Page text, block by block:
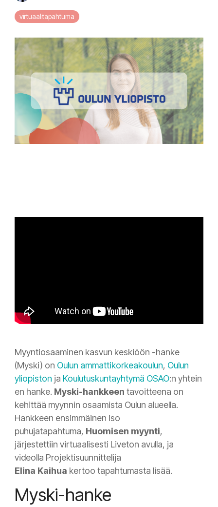
virtuaalitapahtuma
Myyntiosaaminen kasvun keskiöön -hanke
(Myski) on Oulun ammattikorkeakoulun, Oulun
yliopiston ja Koulutuskuntayhtymä OSAO:n yhtein
en hanke. Myski-hankkeen tavoitteena on
kehittää myynnin osaamista Oulun alueella.
Hankkeen ensimmäinen iso
puhujatapahtuma, Huomisen myynti,
järjestettiin virtuaalisesti Liveton avulla, ja
videolla Projektisuunnittelija
Elina Kaihua kertoo tapahtumasta lisää.
Myski-hanke